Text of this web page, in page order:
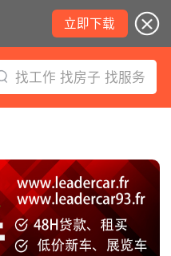
立即下载
找工作 找房子 找服务